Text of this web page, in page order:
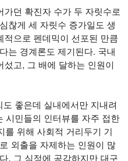
가던 확진자 수가 두 자릿수로
찮게 세 자릿수 증가일도 생
적으로 펜데믹이 선포된 만큼
는 경계론도 제기된다. 국내
고, 그 배에 달하는 인원이
좋은데 실내에서만 지내려
시민들의 인터뷰를 자주 접한
를 위해 사회적 거리두기 기
외출을 자제하는 인원이 많
. 그 심정에 공감하지만 대구